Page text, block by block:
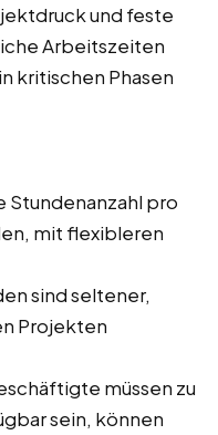
und feste
Arbeitszeiten
kritischen Phasen
Stundenanzahl pro
mit flexibleren
sind seltener,
Projekten
müssen zu
sein, können